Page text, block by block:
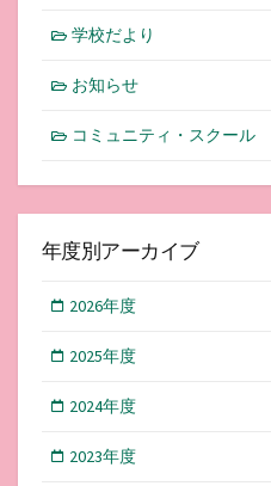
学校だより
お知らせ
コミュニティ・スクール
年度別アーカイブ
2026年度
2025年度
2024年度
2023年度